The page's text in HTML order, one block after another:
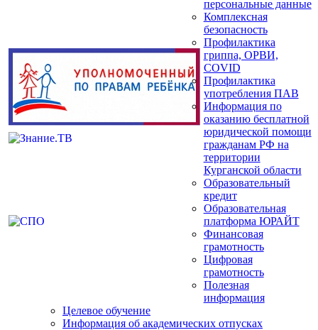
персональные данные
Комплексная
безопасность
Профилактика
гриппа, ОРВИ,
COVID
Профилактика
употребления ПАВ
Информация по
оказанию бесплатной
юридической помощи
гражданам РФ на
территории
Курганской области
Образовательный
кредит
Образовательная
платформа ЮРАЙТ
Финансовая
грамотность
Цифровая
грамотность
Полезная
информация
Целевое обучение
Информация об академических отпусках